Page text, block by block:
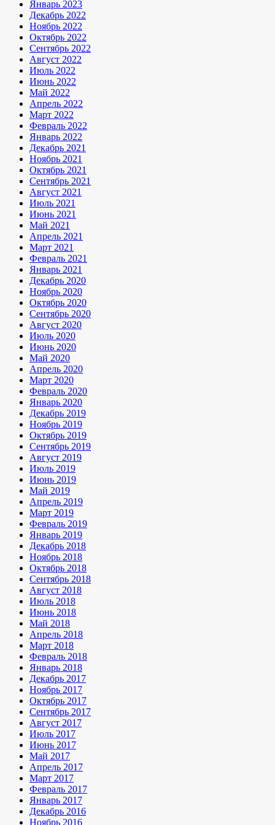
Январь 2023
Декабрь 2022
Ноябрь 2022
Октябрь 2022
Сентябрь 2022
Август 2022
Июль 2022
Июнь 2022
Май 2022
Апрель 2022
Март 2022
Февраль 2022
Январь 2022
Декабрь 2021
Ноябрь 2021
Октябрь 2021
Сентябрь 2021
Август 2021
Июль 2021
Июнь 2021
Май 2021
Апрель 2021
Март 2021
Февраль 2021
Январь 2021
Декабрь 2020
Ноябрь 2020
Октябрь 2020
Сентябрь 2020
Август 2020
Июль 2020
Июнь 2020
Май 2020
Апрель 2020
Март 2020
Февраль 2020
Январь 2020
Декабрь 2019
Ноябрь 2019
Октябрь 2019
Сентябрь 2019
Август 2019
Июль 2019
Июнь 2019
Май 2019
Апрель 2019
Март 2019
Февраль 2019
Январь 2019
Декабрь 2018
Ноябрь 2018
Октябрь 2018
Сентябрь 2018
Август 2018
Июль 2018
Июнь 2018
Май 2018
Апрель 2018
Март 2018
Февраль 2018
Январь 2018
Декабрь 2017
Ноябрь 2017
Октябрь 2017
Сентябрь 2017
Август 2017
Июль 2017
Июнь 2017
Май 2017
Апрель 2017
Март 2017
Февраль 2017
Январь 2017
Декабрь 2016
Ноябрь 2016